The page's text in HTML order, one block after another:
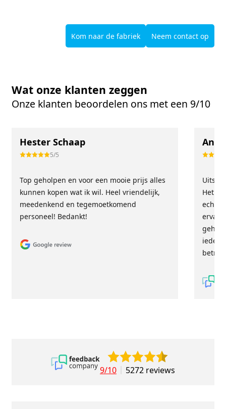
Kom naar de fabriek Neem contact op
Wat onze klanten zeggen
Onze klanten beoordelen ons met een 9/10
Hester Schaap
5/5
Top geholpen en voor een mooie prijs alles
kunnen kopen wat ik wil. Heel vriendelijk,
meedenkend en tegemoetkomend
personeel! Bedankt!
Het
echt
9/10 5272 reviews